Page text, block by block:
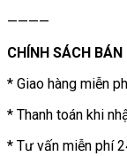
————
CHÍNH SÁCH BÁN
* Giao hàng miễn
* Thanh toán khi
* Tư vấn miễn phí